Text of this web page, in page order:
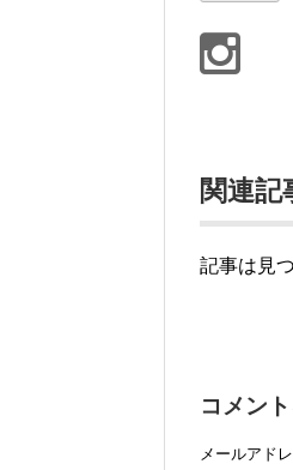
関連記
記事は見
コメン
メールアド